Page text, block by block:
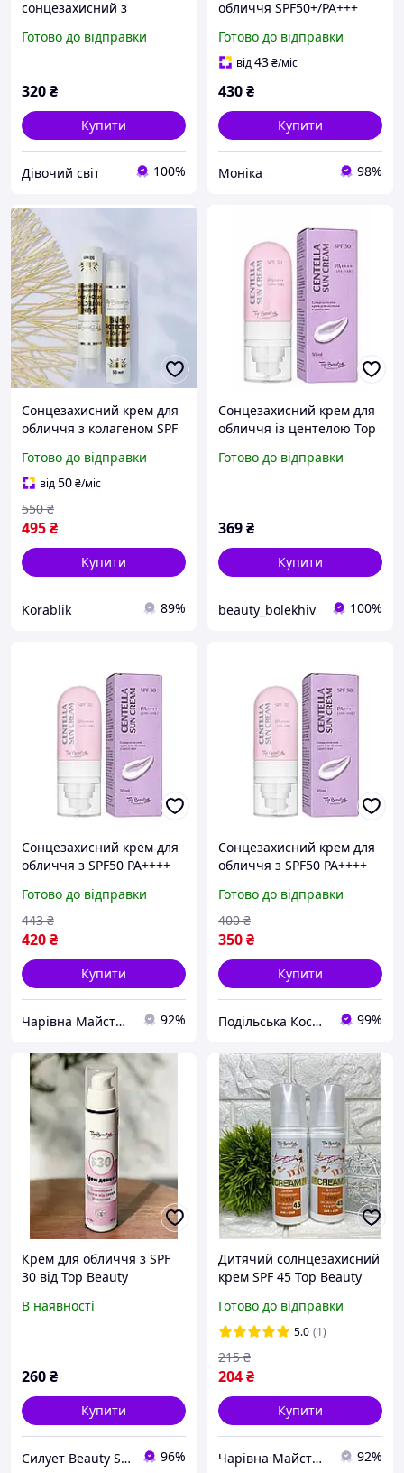
сонцезахисний з
50 мл
Готово до відправки
320₴
Купити
Дівочий світ 100%
обличчя SPF50+/PA+++
Готово до відправки
від43₴/міс
430₴
Купити
Моніка 98%
Сонцезахисний крем для
обличчя з колагеном SPF
Готово до відправки
від50₴/міс
495₴
550 ₴
Купити
Korablik 89%
Сонцезахисний крем для
обличчя із центелою Top
Cream SPF50 50 мл
Готово до відправки
369₴
Купити
beauty_bolekhiv 100%
Сонцезахисний крем для
обличчя з SPF50 PA++++
мл
Готово до відправки
420₴
443 ₴
Купити
Чарівна Майстерня 92%
Сонцезахисний крем для
обличчя з SPF50 PA++++
мл
Готово до відправки
350₴
400 ₴
Купити
Подільська Косметична Компанія 99%
Крем для обличчя з SPF
30 від Top Beauty
В наявності
260₴
Купити
Силует Beauty Shop 96%
Дитячий солнцезахисний
крем SPF 45 Top Beauty
Готово до відправки
5.0 (1)
204₴
215 ₴
Купити
Чарівна Майстерня 92%